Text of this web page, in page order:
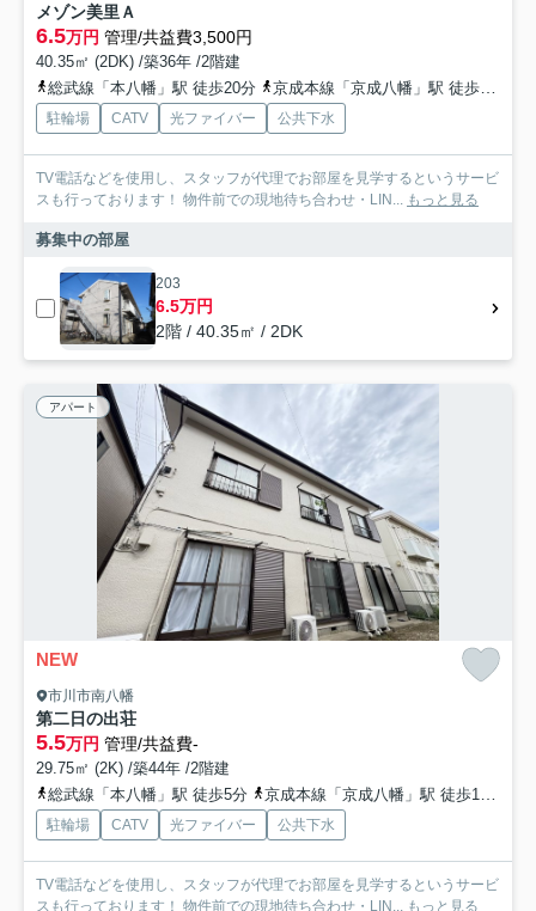
メゾン美里Ａ
6.5万円 管理/共益費3,500円
40.35㎡ (2DK) /築36年 /2階建
総武線「本八幡」駅 徒歩20分
京成本線「京成八幡」駅 徒歩18分
駐輪場 CATV 光ファイバー 公共下水
TV電話などを使用し、スタッフが代理でお部屋を見学するというサービ
スも行っております！ 物件前での現地待ち合わせ・LIN... もっと見る
募集中の部屋
203
6.5万円
2階 / 40.35㎡ / 2DK
アパート
NEW
市川市南八幡
第二日の出荘
5.5万円 管理/共益費-
29.75㎡ (2K) /築44年 /2階建
総武線「本八幡」駅 徒歩5分
京成本線「京成八幡」駅 徒歩10分
駐輪場 CATV 光ファイバー 公共下水
TV電話などを使用し、スタッフが代理でお部屋を見学するというサービ
スも行っております！ 物件前での現地待ち合わせ・LIN... もっと見る